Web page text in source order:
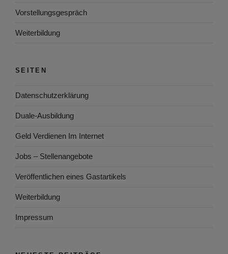
Vorstellungsgespräch
Weiterbildung
SEITEN
Datenschutzerklärung
Duale-Ausbildung
Geld Verdienen Im Internet
Jobs – Stellenangebote
Veröffentlichen eines Gastartikels
Weiterbildung
Impressum